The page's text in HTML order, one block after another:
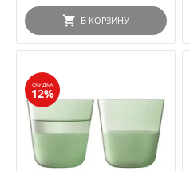
В КОРЗИНУ
СКИДКА
12%